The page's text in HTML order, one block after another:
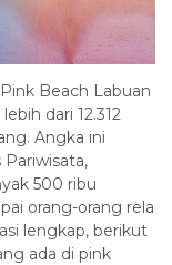
Beach Labuan
dari 12.312
Angka ini
500 ribu
orang-orang rela
lengkap, berikut
ada di pink